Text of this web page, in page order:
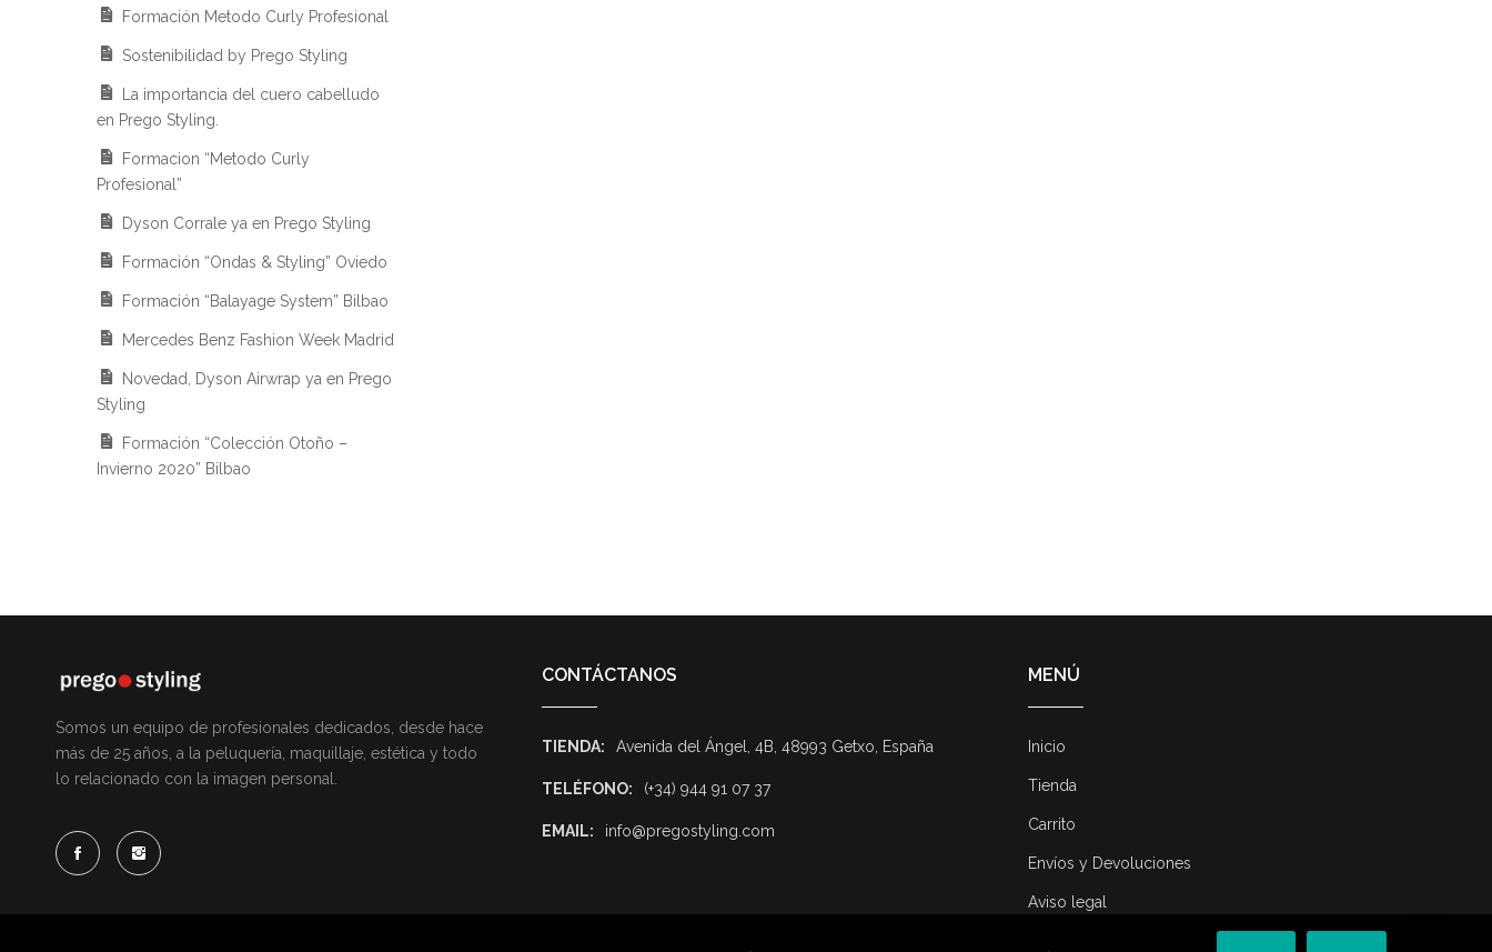
Formación Metodo Curly Profesional
Sostenibilidad by Prego Styling
La importancia del cuero cabelludo
en Prego Styling.
Formacion “Metodo Curly
Profesional”
Dyson Corrale ya en Prego Styling
Formación “Ondas & Styling” Oviedo
Formación “Balayage System” Bilbao
Mercedes Benz Fashion Week Madrid
Novedad, Dyson Airwrap ya en Prego
Styling
Formación “Colección Otoño –
Invierno 2020” Bilbao
Somos un equipo de profesionales dedicados, desde hace
más de 25 años, a la peluquería, maquillaje, estética y todo
lo relacionado con la imagen personal.
CONTÁCTANOS
TIENDA: Avenida del Ángel, 4B, 48993 Getxo, España
TELÉFONO: (+34) 944 91 07 37
EMAIL: info@pregostyling.com
MENÚ
Inicio
Tienda
Carrito
Envíos y Devoluciones
Aviso legal